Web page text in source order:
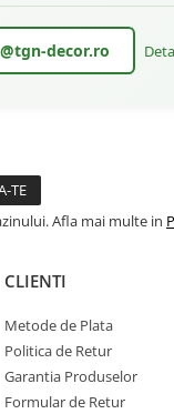
decor.ro
Afla mai multe in
CLIENTI
Metode de Plata
Politica de Retur
Garantia Produselor
Formular de Retur